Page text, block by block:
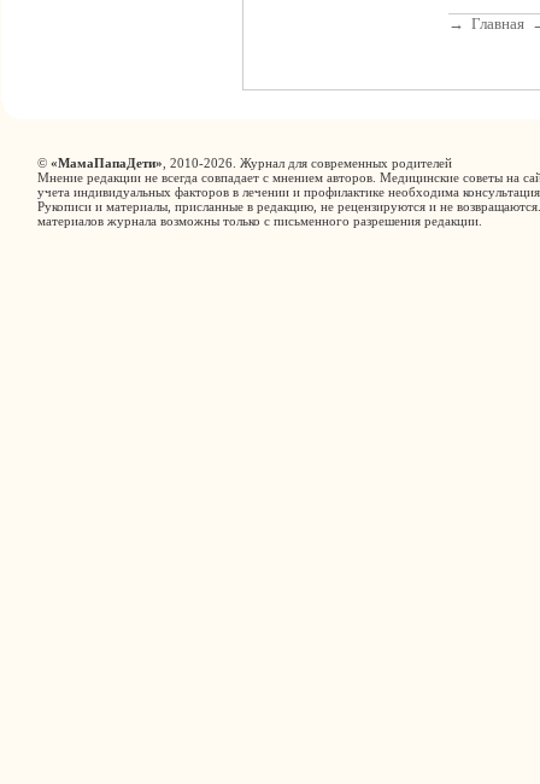
→ Главная
© «МамаПапаДети» , 2010-2026. Журнал для современных родителей
Мнение редакции не всегда совпадает с мнением авторов. Медицинские советы на
учета индивидуальных факторов в лечении и профилактике необходима
Рукописи и материалы, присланные в редакцию, не рецензируются и не
материалов журнала возможны только с письменного разрешения редакции.